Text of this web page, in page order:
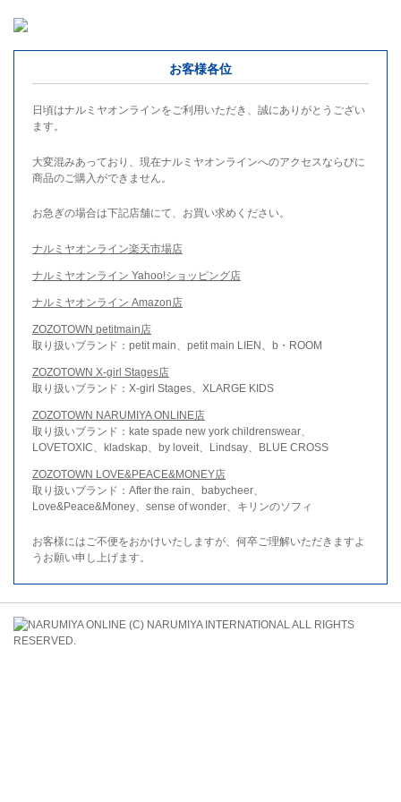
お客様各位
日頃はナルミヤオンラインをご利用いただき、誠にありがとうござい
ます。
大変混みあっており、現在ナルミヤオンラインへのアクセスならびに
商品のご購入ができません。
お急ぎの場合は下記店舗にて、お買い求めください。
ナルミヤオンライン楽天市場店
ナルミヤオンライン Yahoo!ショッピング店
ナルミヤオンライン Amazon店
ZOZOTOWN petitmain店
取り扱いブランド：petit main、petit main LIEN、b・ROOM
ZOZOTOWN X-girl Stages店
取り扱いブランド：X-girl Stages、XLARGE KIDS
ZOZOTOWN NARUMIYA ONLINE店
取り扱いブランド：kate spade new york childrenswear、
LOVETOXIC、kladskap、by loveit、Lindsay、BLUE CROSS
ZOZOTOWN LOVE&PEACE&MONEY店
取り扱いブランド：After the rain、babycheer、
Love&Peace&Money、sense of wonder、キリンのソフィ
お客様にはご不便をおかけいたしますが、何卒ご理解いただきますよ
うお願い申し上げます。